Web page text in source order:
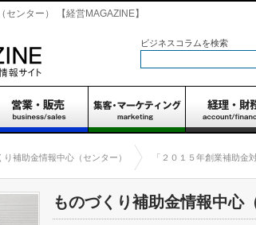
ンター） 【経営MAGAZINE】
ビジネスコラムを検索
り補助金情報中心（センター） 「２０１５年創業補助
ものづくり補助金情報中心